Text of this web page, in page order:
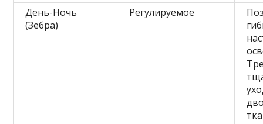
День-Ночь
(Зебра)
Регулируемое